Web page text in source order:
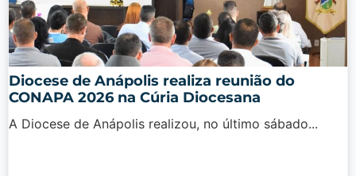
Diocese de Anápolis realiza reunião do
CONAPA 2026 na Cúria Diocesana
A Diocese de Anápolis realizou, no último sábado...